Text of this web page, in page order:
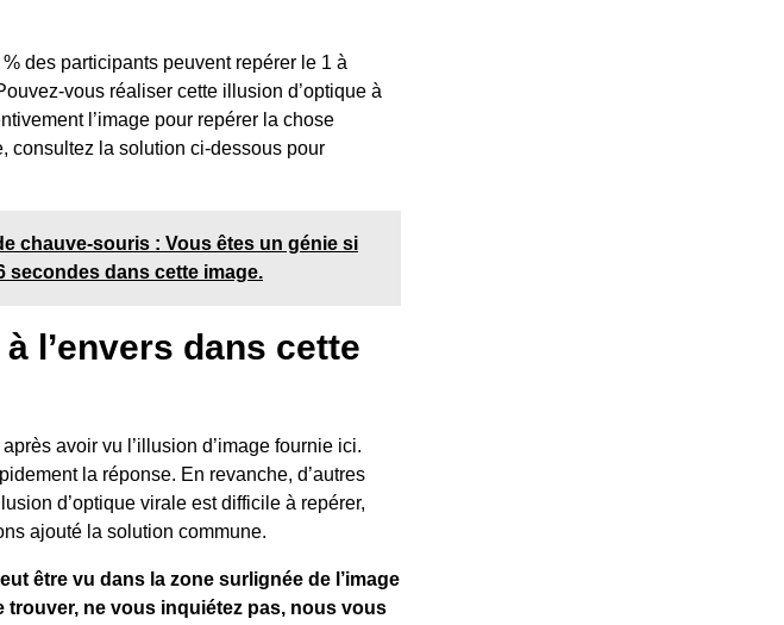
des participants peuvent repérer le 1 à
vous réaliser cette illusion d’optique à
l’image pour repérer la chose
consultez la solution ci-dessous pour
chauve-souris : Vous êtes un génie si
secondes dans cette image.
l’envers dans cette
avoir vu l’illusion d’image fournie ici.
la réponse. En revanche, d’autres
d’optique virale est difficile à repérer,
ajouté la solution commune.
être vu dans la zone surlignée de l’image
trouver, ne vous inquiétez pas, nous vous